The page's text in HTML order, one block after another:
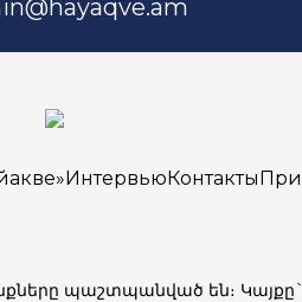
ИнтервьюКонтакты
պաշտպանված են։ Կայքը`